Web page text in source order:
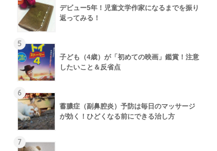
デビュー5年！児童文学作家になるまでを振り
返ってみる！
5
子ども（4歳）が「初めての映画」鑑賞！注意
したいこと＆反省点
6
蓄膿症（副鼻腔炎）予防は毎日のマッサージ
が効く！ひどくなる前にできる治し方
7